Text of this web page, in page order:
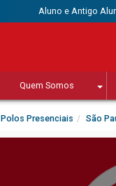
Aluno e Antigo
Quem Somos
Polos Presenciais São